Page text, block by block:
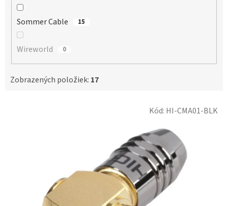
Sommer Cable 15
Wireworld 0
Zobrazených položiek: 17
Kód: HI-CMA01-BLK